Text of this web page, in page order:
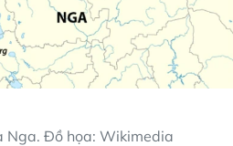
Nga. Đồ họa: Wikimedia